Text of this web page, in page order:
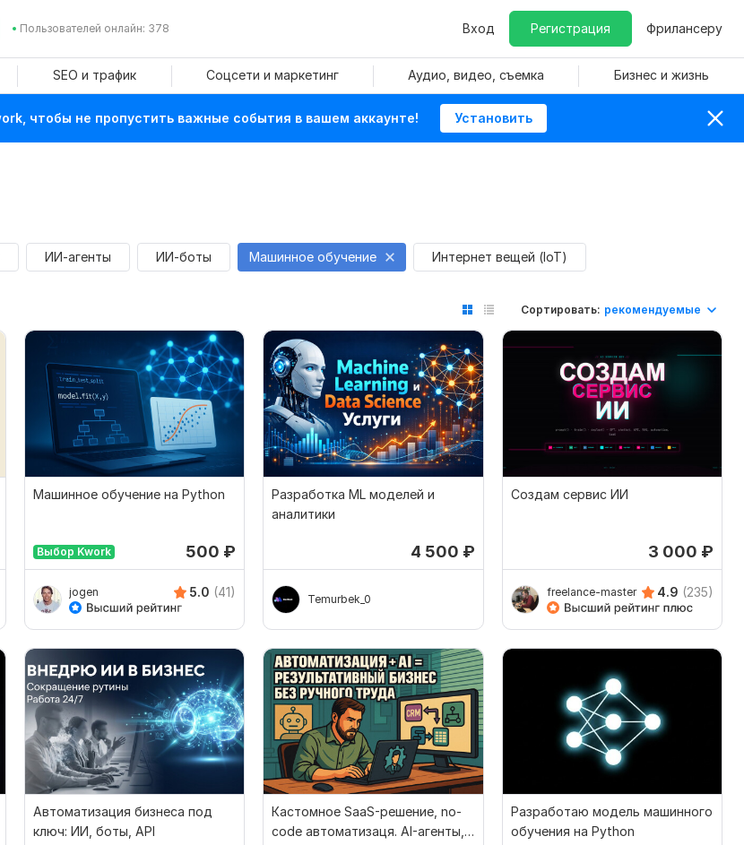
Пользователей онлайн: 378 Вход Регистрация Фрилансеру
SEO и трафик Соцсети и маркетинг Аудио, видео, съемка Бизнес и жизнь
чтобы не пропустить важные события в вашем аккаунте! Установить
ИИ-агенты ИИ-боты Машинное обучение Интернет вещей (IoT)
Сортировать: рекомендуемые
Машинное обучение на Python
Выбор Kwork 500 ₽
jogen 5.0 (41)
Разработка ML моделей и
аналитики
4 500 ₽
Temurbek_0
Создам сервис ИИ
3 000 ₽
freelance-master 4.9 (235)
Автоматизация бизнеса под
ключ: ИИ, боты, API
Кастомное SaaS-решение, no-
code автоматизаця. AI-агенты,
Разработаю модель машинного
обучения на Python